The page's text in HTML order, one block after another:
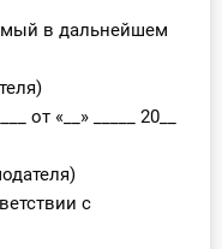
в дальнейшем
от «__» _____ 20__
с